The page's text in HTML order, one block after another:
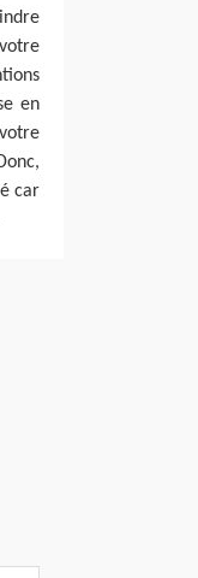
en
car